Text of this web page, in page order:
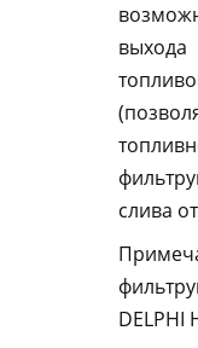
слива
DELPHI